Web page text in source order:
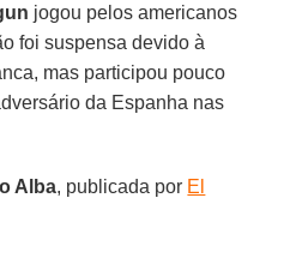
jogou pelos americanos
foi suspensa devido à
mas participou pouco
da Espanha nas
Alba, publicada por El